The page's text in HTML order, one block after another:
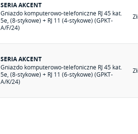
SERIA AKCENT
Gniazdo komputerowo-telefoniczne RJ 45 kat.
5e, (8-stykowe) + RJ 11 (4-stykowe) (GPKT-
A/F/24)
SERIA AKCENT
Gniazdo komputerowo-telefoniczne RJ 45 kat.
5e, (8-stykowe) + RJ 11 (6-stykowe) (GPKT-
A/K/24)